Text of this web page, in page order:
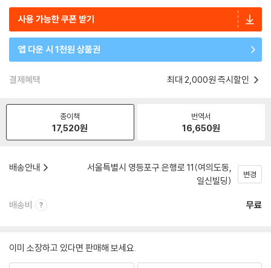
사용 가능한 쿠폰 받기
앱 다운 시 1천원 상품권
결제혜택 최대 2,000원 즉시할인
종이책
17,520원
번역서
16,650원
배송안내
서울특별시 영등포구 은행로 11(여의도동,
일신빌딩)
변경
배송비 무료
이미 소장하고 있다면 판매해 보세요.